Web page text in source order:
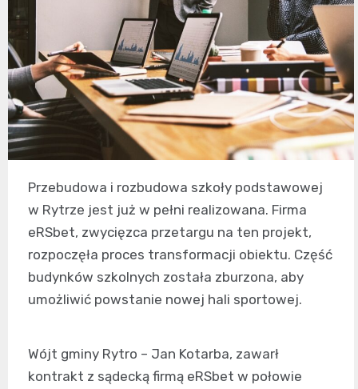
Przebudowa i rozbudowa szkoły podstawowej
w Rytrze jest już w pełni realizowana. Firma
eRSbet, zwycięzca przetargu na ten projekt,
rozpoczęła proces transformacji obiektu. Część
budynków szkolnych została zburzona, aby
umożliwić powstanie nowej hali sportowej.
Wójt gminy Rytro – Jan Kotarba, zawarł
kontrakt z sądecką firmą eRSbet w połowie